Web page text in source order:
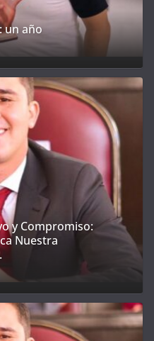
un año
y Compromiso:
Nuestra